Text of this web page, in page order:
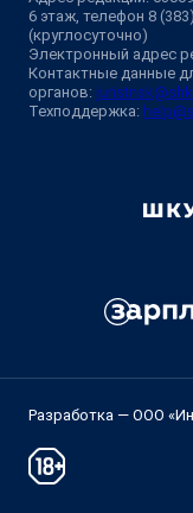
6 этаж, телефон 8
(круглосуточно)
Электронный адрес
Контактные данные
органов:
Техподдержка:
Разработка — ООО